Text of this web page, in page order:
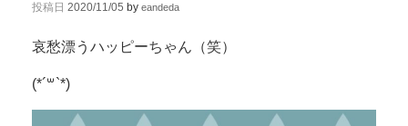
投稿日 2020/11/05 by eandeda
哀愁漂うハッピーちゃん（笑）
(*´꒳`*)